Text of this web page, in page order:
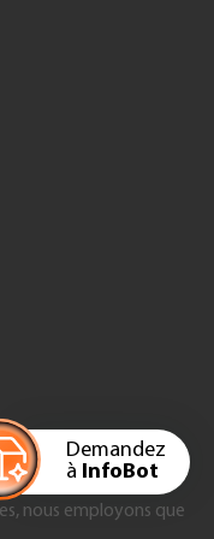
Demandez
à InfoBot
nous employons que